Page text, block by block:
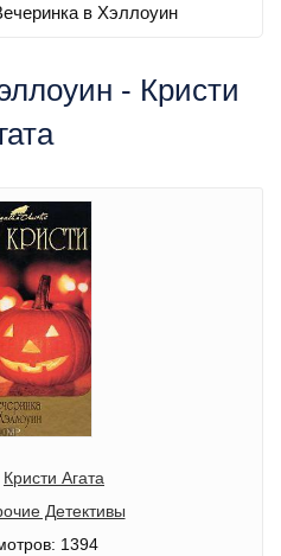
в Хэллоуин
- Кристи
Кристи Агата
Детективы
1394